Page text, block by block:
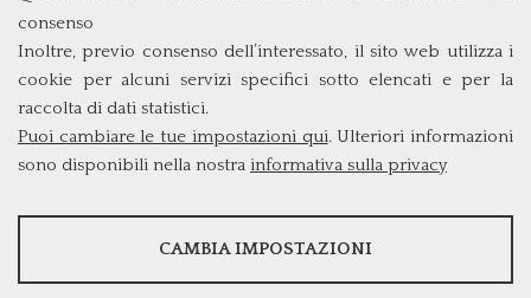
consenso
Inoltre, previo consenso dell’interessato, il sito web utilizza i
cookie per alcuni servizi specifici sotto elencati e per la
raccolta di dati statistici.
Puoi cambiare le tue impostazioni qui. Ulteriori informazioni
sono disponibili nella nostra informativa sulla privacy
STATISTICHE
CAMBIA IMPOSTAZIONI
Tel. +39 06 7259 5719
biennio@clemif.uniroma2.it